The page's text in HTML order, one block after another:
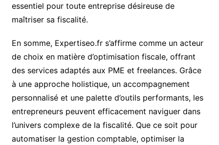
essentiel pour toute entreprise désireuse de
maîtriser sa fiscalité.
En somme, Expertiseo.fr s’affirme comme un acteur
de choix en matière d’optimisation fiscale, offrant
des services adaptés aux PME et freelances. Grâce
à une approche holistique, un accompagnement
personnalisé et une palette d’outils performants, les
entrepreneurs peuvent efficacement naviguer dans
l’univers complexe de la fiscalité. Que ce soit pour
automatiser la gestion comptable, optimiser la